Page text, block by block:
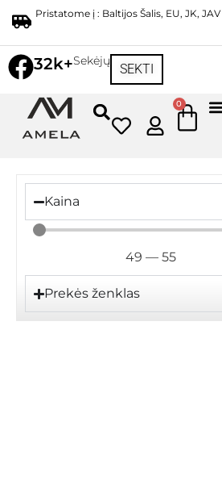
Pristatome į : Baltijos Šalis, EU, JK, JAV
32k+Sekėjų
SEKTI
0
Kaina
49 — 55
Prekės ženklas